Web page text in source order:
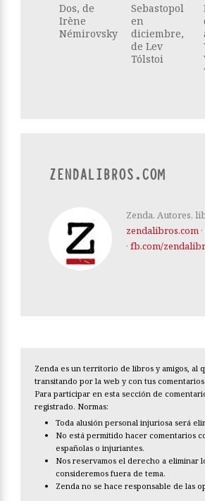
Dos, de
Irène
Némirovsky
Sebastopol
en
diciembre,
de Lev
Tólstoi
ZENDALIBROS.COM
Zenda. Autores,
zendalibros.com ·
· fb.com/
Zenda es un territorio de libros y amigos, al
transitando por la web y con tus
Para participar en esta sección de
registrado. Normas:
Toda alusión personal injuriosa será
No está permitido hacer comentarios
españolas o injuriantes.
Nos reservamos el derecho a eliminar
consideremos fuera de tema.
Zenda no se hace responsable de las